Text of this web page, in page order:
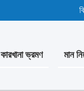
কারখানা ভ্রমণ মান